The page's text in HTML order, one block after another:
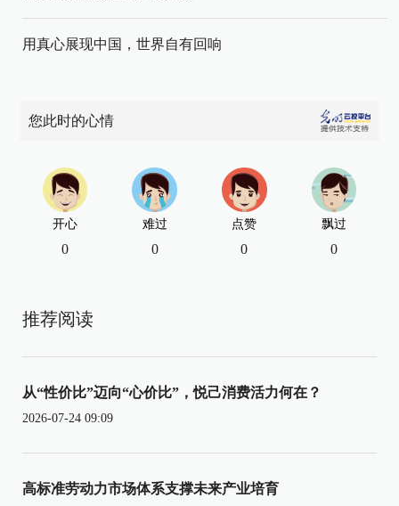
用真心展现中国，世界自有回响
您此时的心情
开心
0
难过
0
点赞
0
飘过
0
推荐阅读
从“性价比”迈向“心价比”，悦己消费活力何在？
2026-07-24 09:09
高标准劳动力市场体系支撑未来产业培育